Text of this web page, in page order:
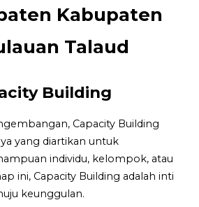
Kabupaten
Talaud
Building
Capacity Building
yang diartikan untuk
individu, kelompok, atau
ini, Capacity Building adalah inti
keunggulan.